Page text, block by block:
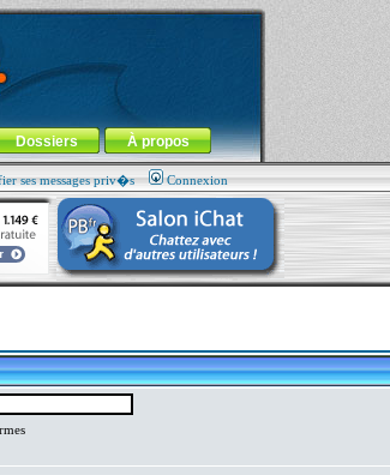
Dossiers À propos
ses messages priv�s Connexion